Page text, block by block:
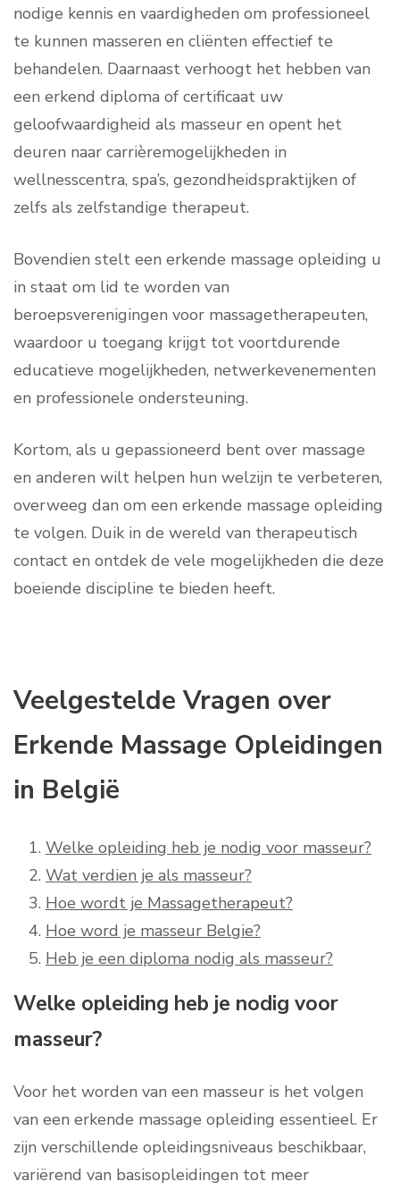
nodige kennis en vaardigheden om professioneel
te kunnen masseren en cliënten effectief te
behandelen. Daarnaast verhoogt het hebben van
een erkend diploma of certificaat uw
geloofwaardigheid als masseur en opent het
deuren naar carrièremogelijkheden in
wellnesscentra, spa’s, gezondheidspraktijken of
zelfs als zelfstandige therapeut.
Bovendien stelt een erkende massage opleiding u
in staat om lid te worden van
beroepsverenigingen voor massagetherapeuten,
waardoor u toegang krijgt tot voortdurende
educatieve mogelijkheden, netwerkevenementen
en professionele ondersteuning.
Kortom, als u gepassioneerd bent over massage
en anderen wilt helpen hun welzijn te verbeteren,
overweeg dan om een erkende massage opleiding
te volgen. Duik in de wereld van therapeutisch
contact en ontdek de vele mogelijkheden die deze
boeiende discipline te bieden heeft.
Veelgestelde Vragen over
Erkende Massage Opleidingen
in België
Welke opleiding heb je nodig voor masseur?
Wat verdien je als masseur?
Hoe wordt je Massagetherapeut?
Hoe word je masseur Belgie?
Heb je een diploma nodig als masseur?
Welke opleiding heb je nodig voor
masseur?
Voor het worden van een masseur is het volgen
van een erkende massage opleiding essentieel. Er
zijn verschillende opleidingsniveaus beschikbaar,
variërend van basisopleidingen tot meer